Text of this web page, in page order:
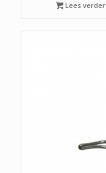
Lees verder